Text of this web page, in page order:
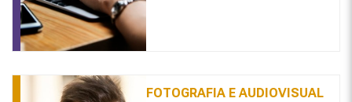
FOTOGRAFIA E AUDIOVISUAL